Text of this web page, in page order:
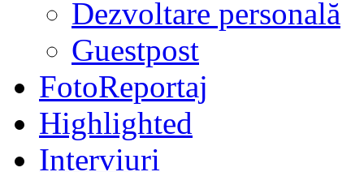
Dezvoltare personală
Guestpost
FotoReportaj
Highlighted
Interviuri